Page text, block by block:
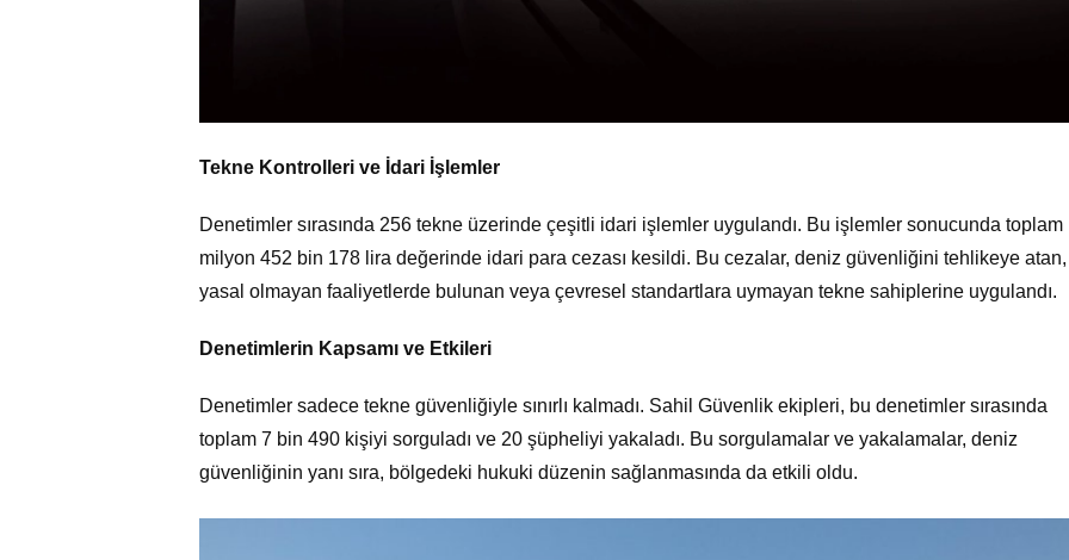
Tekne Kontrolleri ve İdari İşlemler
Denetimler sırasında 256 tekne üzerinde çeşitli idari işlemler uygulandı. Bu işlemler sonucunda toplam
milyon 452 bin 178 lira değerinde idari para cezası kesildi. Bu cezalar, deniz güvenliğini tehlikeye atan,
yasal olmayan faaliyetlerde bulunan veya çevresel standartlara uymayan tekne sahiplerine uygulandı.
Denetimlerin Kapsamı ve Etkileri
Denetimler sadece tekne güvenliğiyle sınırlı kalmadı. Sahil Güvenlik ekipleri, bu denetimler sırasında
toplam 7 bin 490 kişiyi sorguladı ve 20 şüpheliyi yakaladı. Bu sorgulamalar ve yakalamalar, deniz
güvenliğinin yanı sıra, bölgedeki hukuki düzenin sağlanmasında da etkili oldu.